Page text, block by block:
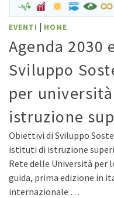
EVENTI | HOME
Agenda 2030
Sviluppo
per
istruzione
Obiettivi di Sviluppo
istituti di istruzione
Rete delle Università per
guida, prima edizione in
internazionale …